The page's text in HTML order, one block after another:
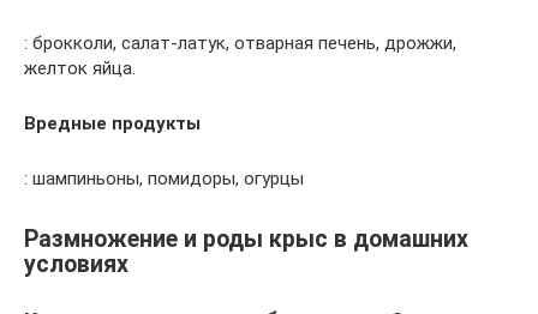
: брокколи, салат-латук, отварная печень, дрожжи,
желток яйца.
Вредные продукты
: шампиньоны, помидоры, огурцы
Размножение и роды крыс в домашних
условиях